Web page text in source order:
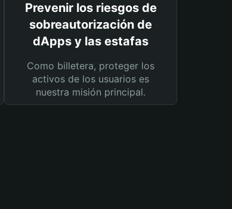
Prevenir los riesgos de
sobreautorización de
dApps y las estafas
Como billetera, proteger los
activos de los usuarios es
nuestra misión principal.